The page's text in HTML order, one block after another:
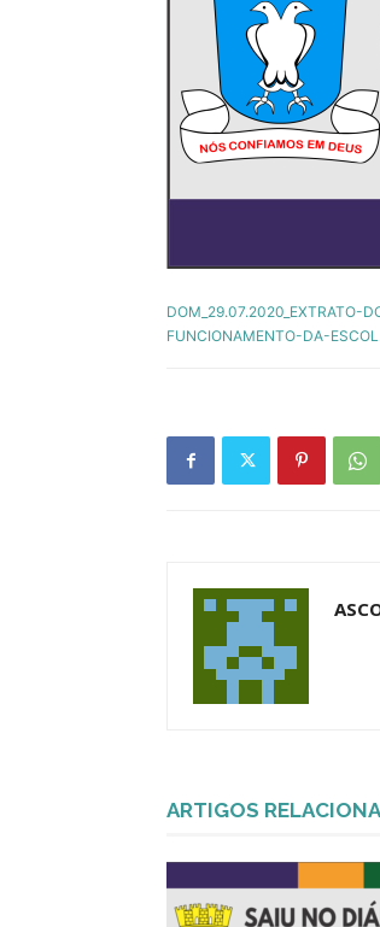
DOM_29.07.2020_EXTRATO-
FUNCIONAMENTO-DA-
ARTIGOS